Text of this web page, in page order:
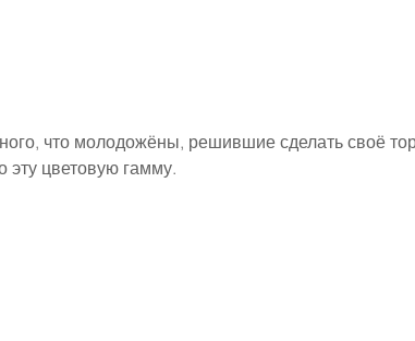
что молодожёны, решившие сделать своё
цветовую гамму.